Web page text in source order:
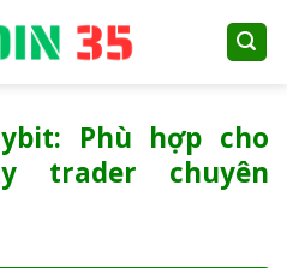
Phù hợp cho
trader chuyên